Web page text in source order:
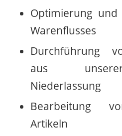
Optimierung
Warenflusses
Durchführung
aus
Niederlassung
Bearbeitung
Artikeln